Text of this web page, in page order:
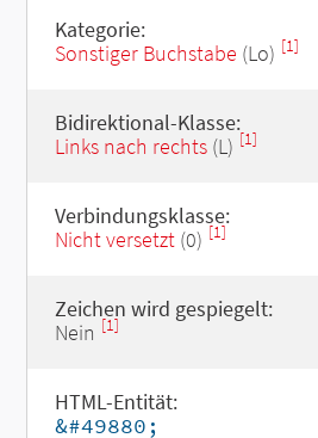
Kategorie:
Sonstiger Buchstabe (Lo) [1]
Bidirektional-Klasse:
Links nach rechts(L) [1]
Verbindungsklasse:
Nicht versetzt(0) [1]
Zeichen wird gespiegelt:
Nein [1]
HTML-Entität:
&#49880;